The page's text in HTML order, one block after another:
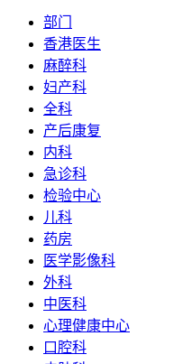
部门
香港医生
麻醉科
妇产科
全科
产后康复
内科
急诊科
检验中心
儿科
药房
医学影像科
外科
中医科
心理健康中心
口腔科